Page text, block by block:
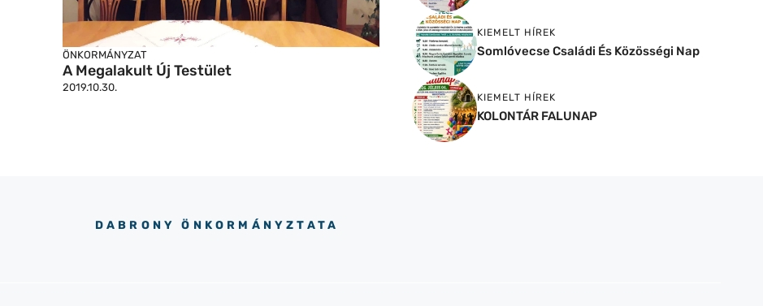
ÖNKORMÁNYZAT
A Megalakult Új Testület
2019.10.30.
KIEMELT HÍREK
Somlóvecse Családi És Közösségi Nap
KIEMELT HÍREK
KOLONTÁR FALUNAP
DABRONY ÖNKORMÁNYZTATA